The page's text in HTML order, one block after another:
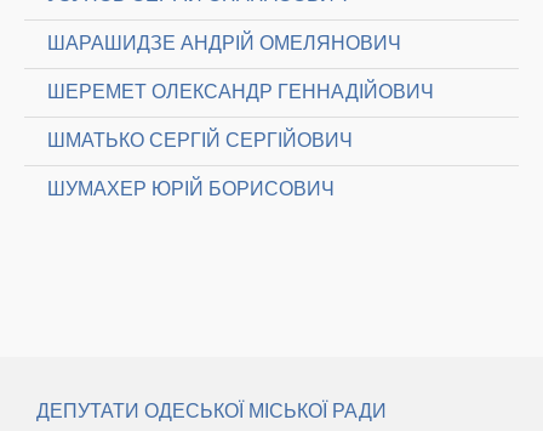
ШАРАШИДЗЕ АНДРІЙ ОМЕЛЯНОВИЧ
ШЕРЕМЕТ ОЛЕКСАНДР ГЕННАДІЙОВИЧ
ШМАТЬКО СЕРГІЙ СЕРГІЙОВИЧ
ШУМАХЕР ЮРІЙ БОРИСОВИЧ
ДЕПУТАТИ ОДЕСЬКОЇ МІСЬКОЇ РАДИ